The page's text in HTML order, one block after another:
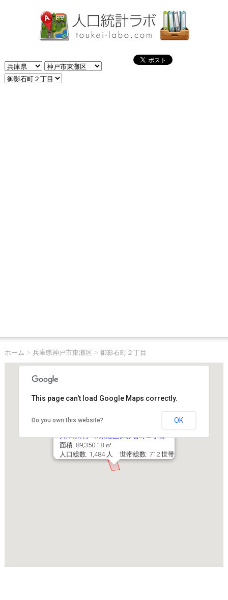
ホーム > 兵庫県神戸市東灘区 > 御影石町２丁目
兵庫県神戸市東灘区御影石町２丁目
面積: 89,350.18 ㎡
人口総数: 1,484 人 世帯総数: 712 世帯
This page can't load Google Maps correctly.
Do you own this website? OK